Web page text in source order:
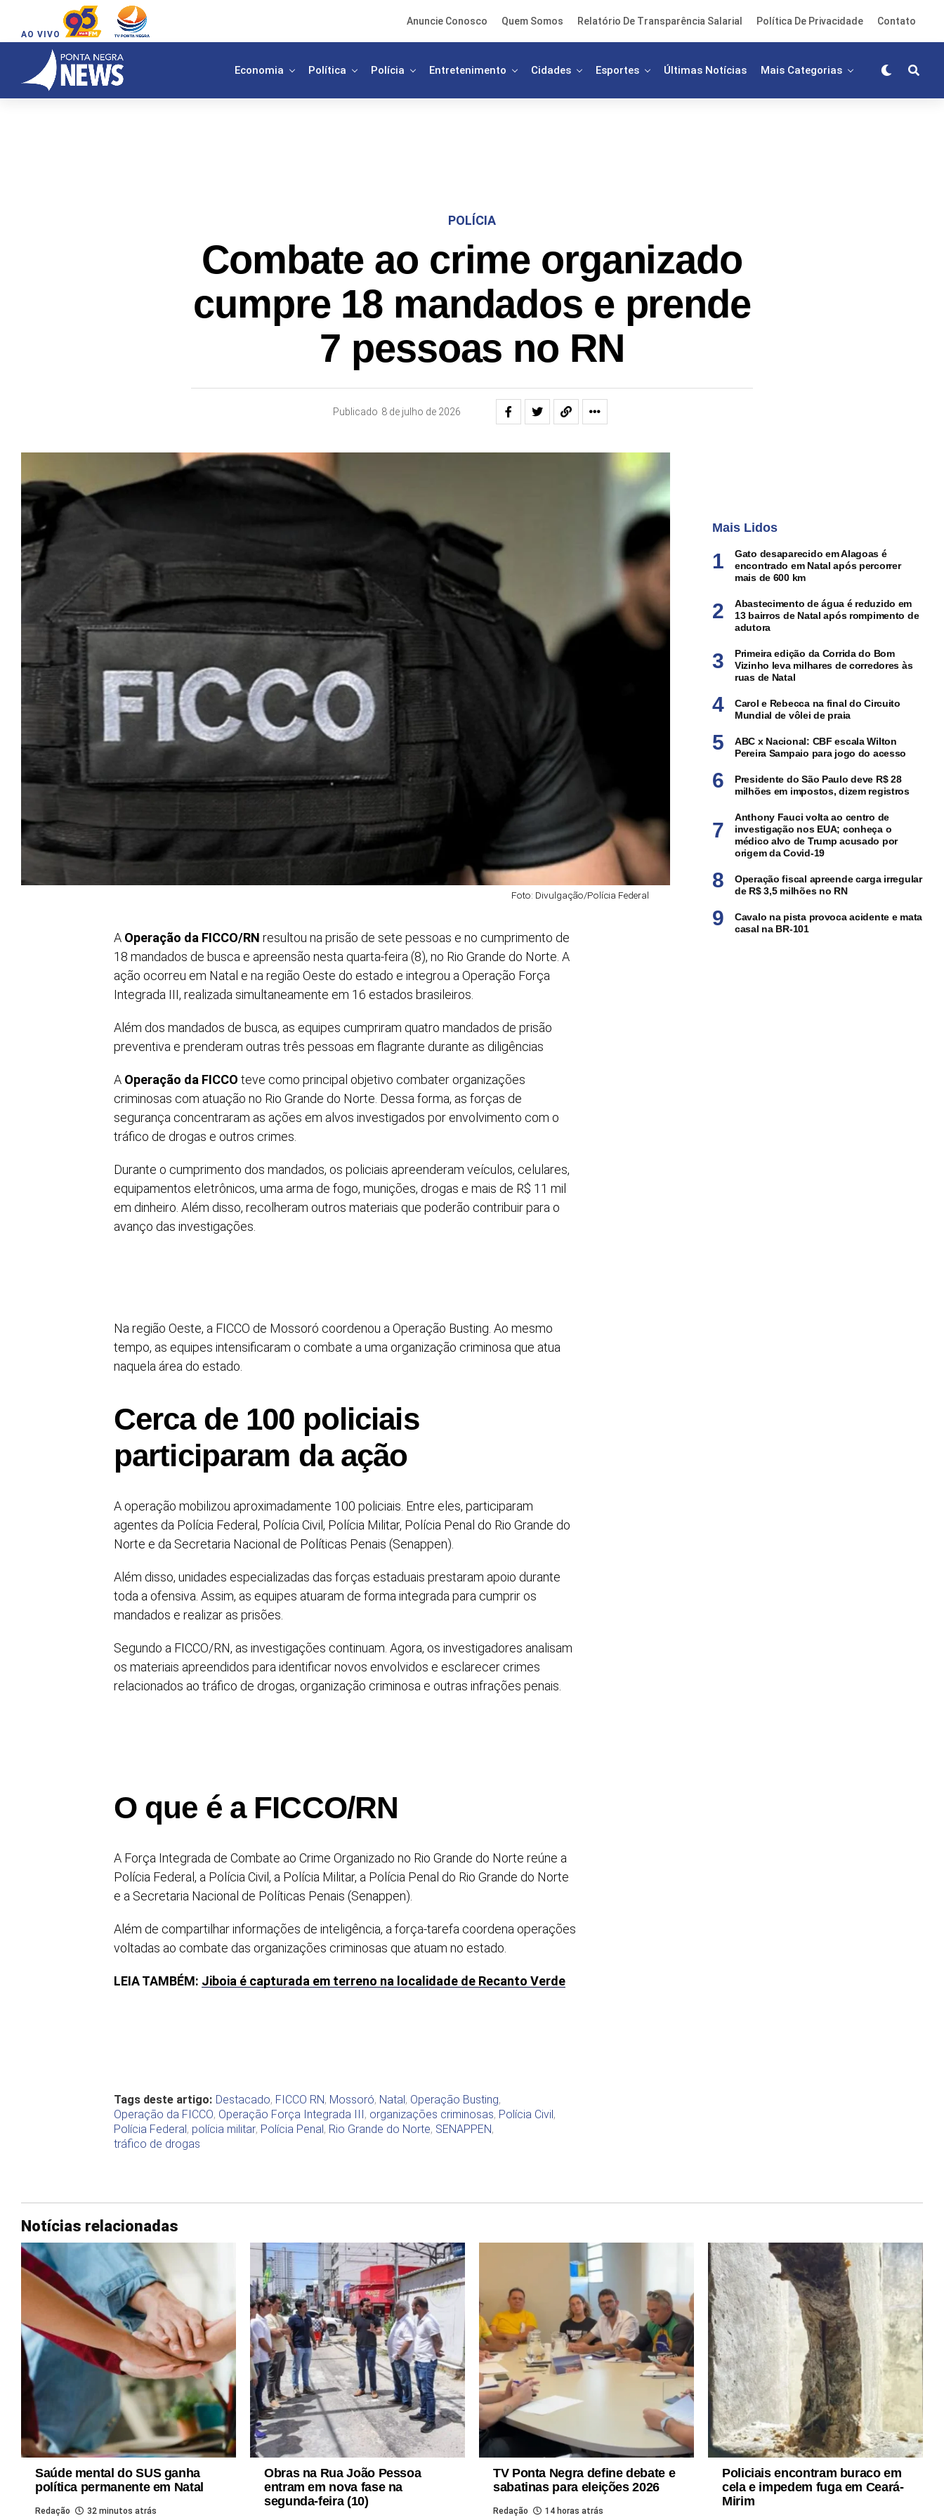
AO VIVO
Anuncie Conosco Quem Somos Relatório De Transparência Salarial Política De Privacidade Contato
Economia Política Polícia Entretenimento Cidades Esportes Últimas Notícias Mais Categorias
POLÍCIA
Combate ao crime organizado
cumpre 18 mandados e prende
7 pessoas no RN
Publicado 8 de julho de 2026
Foto: Divulgação/Polícia Federal
A Operação da FICCO/RN resultou na prisão de sete pessoas e no cumprimento de
18 mandados de busca e apreensão nesta quarta-feira (8), no Rio Grande do Norte. A
ação ocorreu em Natal e na região Oeste do estado e integrou a Operação Força
Integrada III, realizada simultaneamente em 16 estados brasileiros.
Além dos mandados de busca, as equipes cumpriram quatro mandados de prisão
preventiva e prenderam outras três pessoas em flagrante durante as diligências
A Operação da FICCO teve como principal objetivo combater organizações
criminosas com atuação no Rio Grande do Norte. Dessa forma, as forças de
segurança concentraram as ações em alvos investigados por envolvimento com o
tráfico de drogas e outros crimes.
Durante o cumprimento dos mandados, os policiais apreenderam veículos, celulares,
equipamentos eletrônicos, uma arma de fogo, munições, drogas e mais de R$ 11 mil
em dinheiro. Além disso, recolheram outros materiais que poderão contribuir para o
avanço das investigações.
Na região Oeste, a FICCO de Mossoró coordenou a Operação Busting. Ao mesmo
tempo, as equipes intensificaram o combate a uma organização criminosa que atua
naquela área do estado.
Cerca de 100 policiais
participaram da ação
A operação mobilizou aproximadamente 100 policiais. Entre eles, participaram
agentes da Polícia Federal, Polícia Civil, Polícia Militar, Polícia Penal do Rio Grande do
Norte e da Secretaria Nacional de Políticas Penais (Senappen).
Além disso, unidades especializadas das forças estaduais prestaram apoio durante
toda a ofensiva. Assim, as equipes atuaram de forma integrada para cumprir os
mandados e realizar as prisões.
Segundo a FICCO/RN, as investigações continuam. Agora, os investigadores analisam
os materiais apreendidos para identificar novos envolvidos e esclarecer crimes
relacionados ao tráfico de drogas, organização criminosa e outras infrações penais.
O que é a FICCO/RN
A Força Integrada de Combate ao Crime Organizado no Rio Grande do Norte reúne a
Polícia Federal, a Polícia Civil, a Polícia Militar, a Polícia Penal do Rio Grande do Norte
e a Secretaria Nacional de Políticas Penais (Senappen).
Além de compartilhar informações de inteligência, a força-tarefa coordena operações
voltadas ao combate das organizações criminosas que atuam no estado.
LEIA TAMBÉM: Jiboia é capturada em terreno na localidade de Recanto Verde
Tags deste artigo: Destacado, FICCO RN, Mossoró, Natal, Operação Busting,
Operação da FICCO, Operação Força Integrada III, organizações criminosas, Polícia Civil,
Polícia Federal, polícia militar, Polícia Penal, Rio Grande do Norte, SENAPPEN,
tráfico de drogas
Mais Lidos
Gato desaparecido em Alagoas é
encontrado em Natal após percorrer
mais de 600 km
Abastecimento de água é reduzido em
13 bairros de Natal após rompimento de
adutora
Primeira edição da Corrida do Bom
Vizinho leva milhares de corredores às
ruas de Natal
Carol e Rebecca na final do Circuito
Mundial de vôlei de praia
ABC x Nacional: CBF escala Wilton
Pereira Sampaio para jogo do acesso
Presidente do São Paulo deve R$ 28
milhões em impostos, dizem registros
Anthony Fauci volta ao centro de
investigação nos EUA; conheça o
médico alvo de Trump acusado por
origem da Covid-19
Operação fiscal apreende carga irregular
de R$ 3,5 milhões no RN
Cavalo na pista provoca acidente e mata
casal na BR-101
Notícias relacionadas
Saúde mental do SUS ganha
política permanente em Natal
Redação 32 minutos atrás
Obras na Rua João Pessoa
entram em nova fase na
segunda-feira (10)
TV Ponta Negra define debate e
sabatinas para eleições 2026
Redação 14 horas atrás
Policiais encontram buraco em
cela e impedem fuga em Ceará-
Mirim